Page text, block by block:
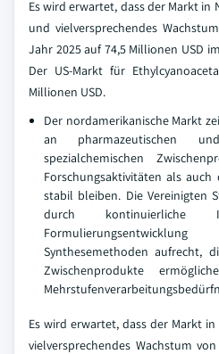
Es wird erwartet, dass der Markt in
und vielversprechendes
Jahr 2025 auf 74,5 Millionen USD
Der US-Markt für
Millionen USD.
Der nordamerikanische Markt
an pharmazeutischen
spezialchemischen
Forschungsaktivitäten als
stabil bleiben. Die Vereinigten
durch
Synthesemethoden aufrecht,
Zwischenprodukte
Es wird erwartet, dass der Markt
vielversprechendes Wachstum